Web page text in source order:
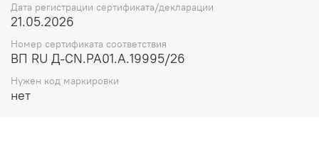
Дата регистрации сертификата/декларации
21.05.2026
Номер сертификата соответствия
ВП RU Д-CN.РА01.А.19995/26
Нужен код маркировки
нет